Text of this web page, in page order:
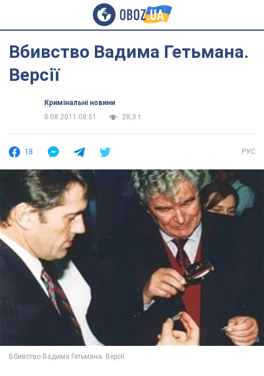
Вбивство Вадима Гетьмана.
Версії
Кримінальні новини
8.08.2011 08:51
28,3 т.
18 РУС